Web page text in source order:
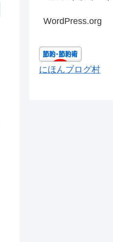
WordPress.org
にほんブログ村